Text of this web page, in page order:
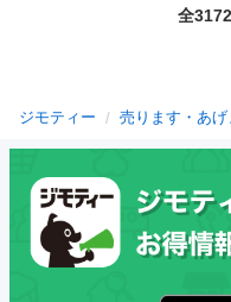
全
ジモティー 売ります・あげ